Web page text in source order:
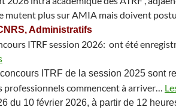
mutent plus sur AMIA mais doivent
Administratifs
ITRF session 2026: ont été
ITRF de la session 2025 sont
professionnels commencent à arriver…
du 10 février 2026, à partir de 12